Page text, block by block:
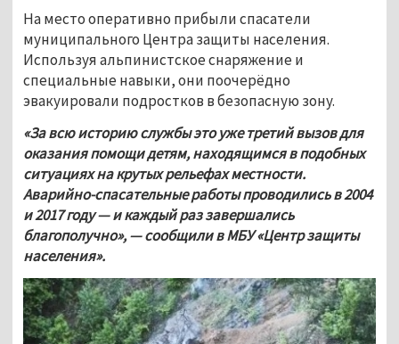
На место оперативно прибыли спасатели
муниципального Центра защиты населения.
Используя альпинистское снаряжение и
специальные навыки, они поочерёдно
эвакуировали подростков в безопасную зону.
«За всю историю службы это уже третий вызов для
оказания помощи детям, находящимся в подобных
ситуациях на крутых рельефах местности.
Аварийно-спасательные работы проводились в 2004
и 2017 году — и каждый раз завершались
благополучно», — сообщили в МБУ «Центр защиты
населения».